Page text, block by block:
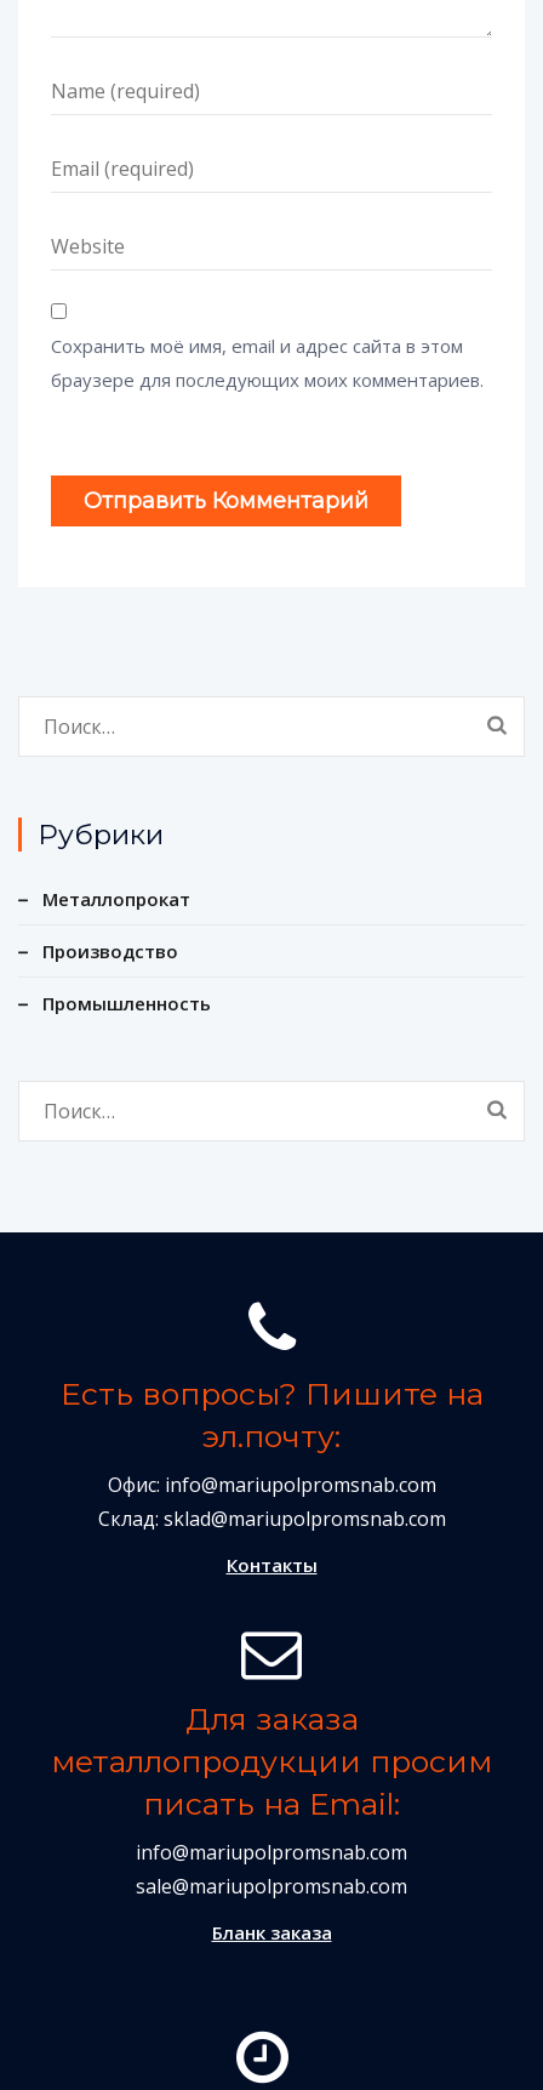
Сохранить моё имя, email и адрес сайта в этом
браузере для последующих моих комментариев.
Рубрики
Металлопрокат
Производство
Промышленность
Есть вопросы? Пишите на
эл.почту:
Офис: info@mariupolpromsnab.com
Склад: sklad@mariupolpromsnab.com
Контакты
Для заказа
металлопродукции просим
писать на Email:
info@mariupolpromsnab.com
sale@mariupolpromsnab.com
Бланк заказа